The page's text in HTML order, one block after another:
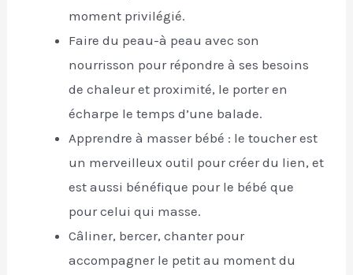
moment privilégié.
Faire du peau-à peau avec son
nourrisson pour répondre à ses besoins
de chaleur et proximité, le porter en
écharpe le temps d’une balade.
Apprendre à masser bébé : le toucher est
un merveilleux outil pour créer du lien, et
est aussi bénéfique pour le bébé que
pour celui qui masse.
Câliner, bercer, chanter pour
accompagner le petit au moment du